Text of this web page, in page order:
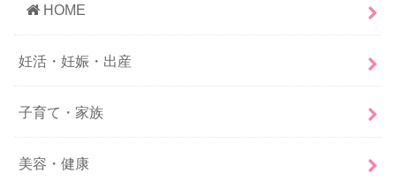
HOME
妊活・妊娠・出産
子育て・家族
美容・健康